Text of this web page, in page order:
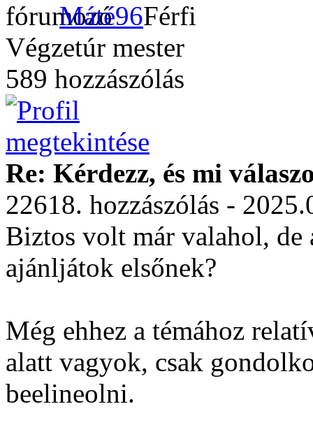
Máté96
Végzetúr mester
589 hozzászólás
Re: Kérdezz, és mi
22618. hozzászólás -
Biztos volt már valahol,
ajánljátok elsőnek?
Még ehhez a témához
alatt vagyok, csak
beelineolni.